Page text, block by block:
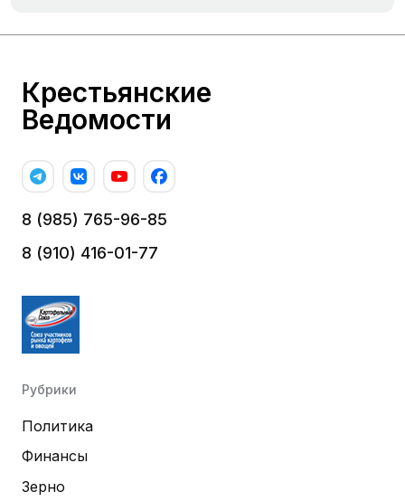
Крестьянские
Ведомости
8 (985) 765-96-85
8 (910) 416-01-77
Рубрики
Политика
Финансы
Зерно